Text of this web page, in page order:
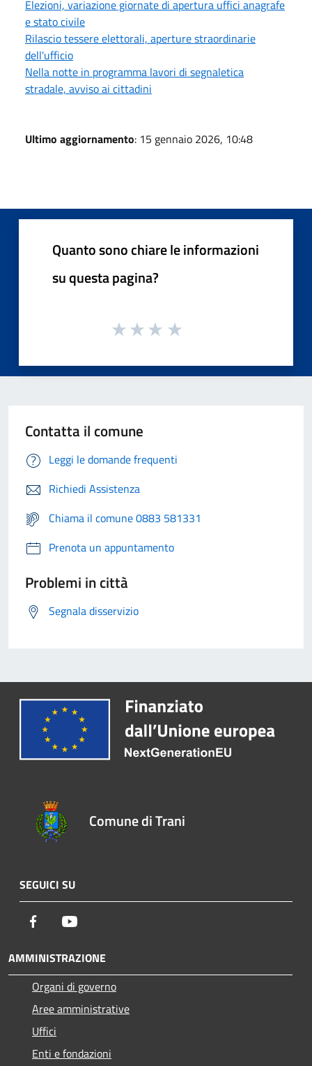
Elezioni, variazione giornate di apertura uffici anagrafe
e stato civile
Rilascio tessere elettorali, aperture straordinarie
dell'ufficio
Nella notte in programma lavori di segnaletica
stradale, avviso ai cittadini
Ultimo aggiornamento: 15 gennaio 2026, 10:48
Quanto sono chiare le informazioni
su questa pagina?
Contatta il comune
Leggi le domande frequenti
Richiedi Assistenza
Chiama il comune 0883 581331
Prenota un appuntamento
Problemi in città
Segnala disservizio
Comune di Trani
SEGUICI SU
Facebook
AMMINISTRAZIONE
Organi di governo
Aree amministrative
Uffici
Enti e fondazioni